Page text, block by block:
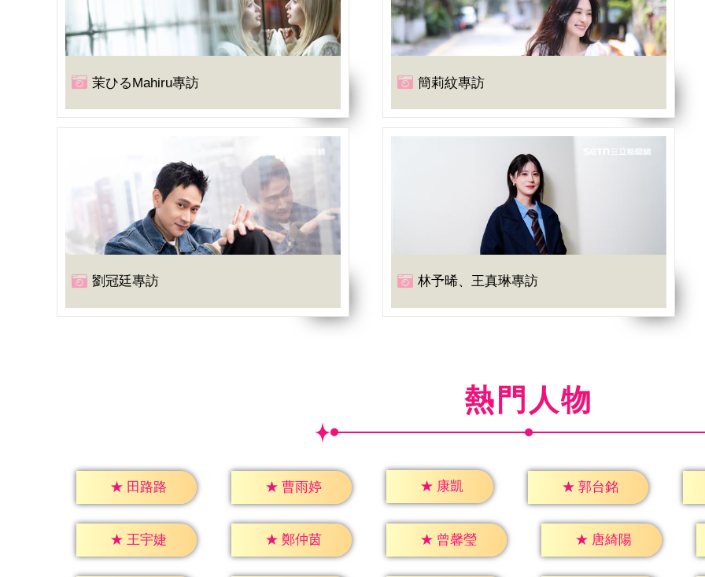
茉ひるMahiru專訪 簡莉紋專訪
劉冠廷專訪 林予晞、王真琳專訪
熱門人物
★ 田路路 ★ 曹雨婷 ★ 康凱 ★ 郭台銘
★ 王宇婕 ★ 鄭仲茵 ★ 曾馨瑩 ★ 唐綺陽